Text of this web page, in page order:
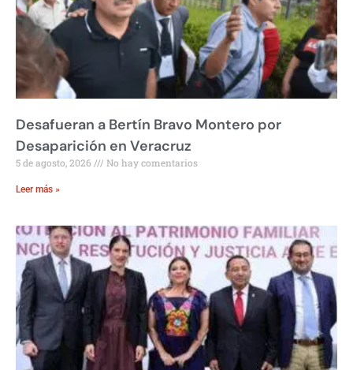
Desafueran a Bertín Bravo Montero por
Desaparición en Veracruz
5 de agosto, 2026 No hay comentarios
Leer más »